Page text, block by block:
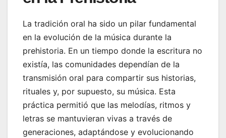
La tradición oral ha sido un pilar fundamental
en la evolución de la música durante la
prehistoria. En un tiempo donde la escritura no
existía, las comunidades dependían de la
transmisión oral para compartir sus historias,
rituales y, por supuesto, su música. Esta
práctica permitió que las melodías, ritmos y
letras se mantuvieran vivas a través de
generaciones, adaptándose y evolucionando